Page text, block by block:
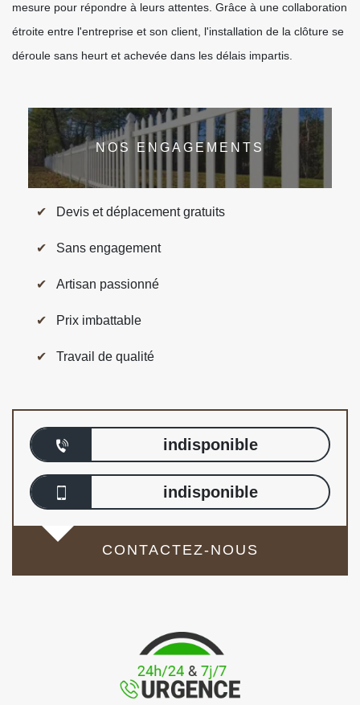
mesure pour répondre à leurs attentes. Grâce à une collaboration
étroite entre l'entreprise et son client, l'installation de la clôture se
déroule sans heurt et achevée dans les délais impartis.
NOS ENGAGEMENTS
Devis et déplacement gratuits
Sans engagement
Artisan passionné
Prix imbattable
Travail de qualité
indisponible
indisponible
CONTACTEZ-NOUS